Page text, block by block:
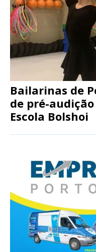
Bailarinas de
de pré-
Escola Bolshoi